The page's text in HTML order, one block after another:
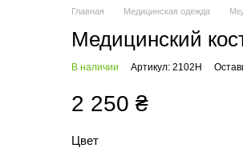
Главная Медицинская одежда
Медицинский
В наличии Артикул: 2102H
2 250 ₴
Цвет